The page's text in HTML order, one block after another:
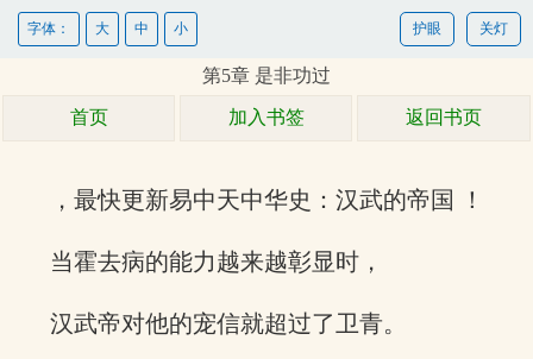
关灯
护眼
字体： 大 中 小
第5章 是非功过
首页 加入书签 返回书页
，最快更新易中天中华史：汉武的帝国 ！
当霍去病的能力越来越彰显时，
汉武帝对他的宠信就超过了卫青。